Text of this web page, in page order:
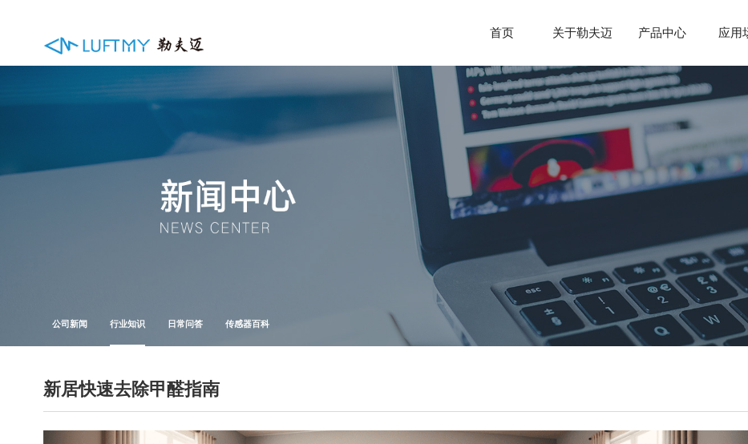
首页 关于勒夫迈 产品中心 应用
公司新闻 行业知识 日常问答 传感器百科
新居快速去除甲醛指南